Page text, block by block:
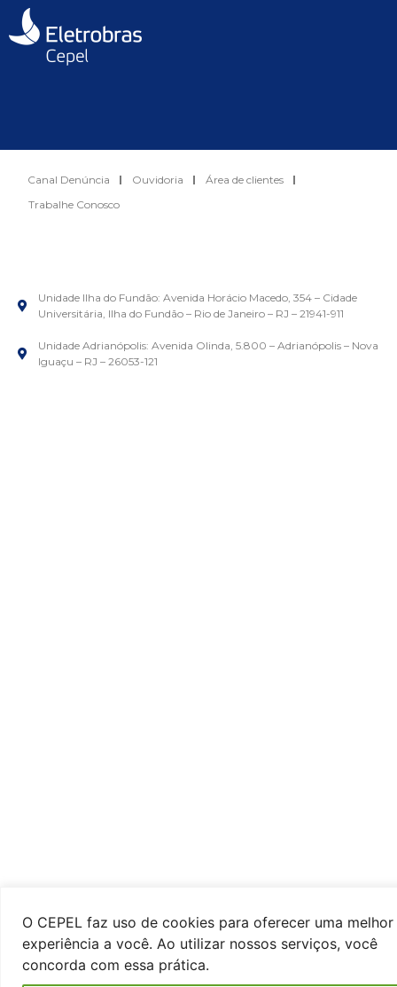
O CEPEL faz uso de cookies para oferecer uma melhor
experiência a você. Ao utilizar nossos serviços, você
concorda com essa prática.
Canal Denúncia Ouvidoria
Área de clientes
Trabalhe Conosco
Unidade Ilha do Fundão: Avenida Horácio Macedo, 354 – Cidade
Universitária, Ilha do Fundão – Rio de Janeiro – RJ – 21941-911
Unidade Adrianópolis: Avenida Olinda, 5.800 – Adrianópolis – Nova
Iguaçu – RJ – 26053-121